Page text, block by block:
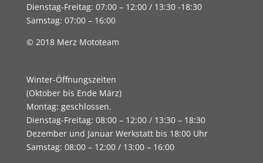
Dienstag-Freitag: 07:00 – 12:00 / 13:30 -18:30
Samstag: 07:00 – 16:00
© 2018 Merz Mototeam
Winter-Öffnungszeiten
(Oktober bis Ende März)
Montag: geschlossen.
Dienstag-Freitag: 08:00 – 12:00 / 13:30 – 18:30
Dezember und Januar Werkstatt bis 18:00 Uhr
Samstag: 08:00 – 12:00 / 13:00 – 16:00